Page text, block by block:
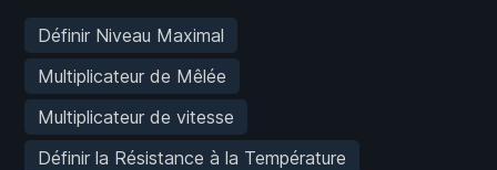
Définir Niveau Maximal
Multiplicateur de Mêlée
Multiplicateur de vitesse
Définir la Résistance à la Température